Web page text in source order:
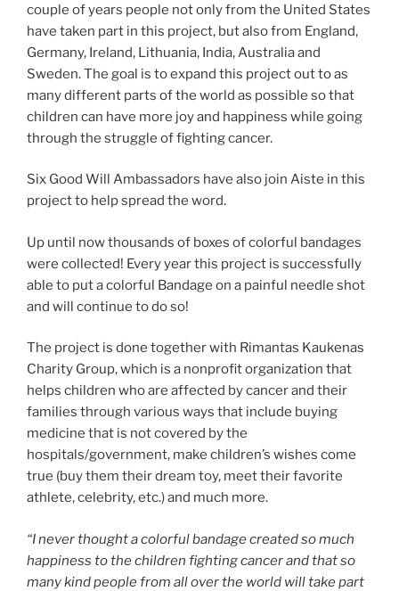
couple of years people not only from the United States
have taken part in this project, but also from England,
Germany, Ireland, Lithuania, India, Australia and
Sweden. The goal is to expand this project out to as
many different parts of the world as possible so that
children can have more joy and happiness while going
through the struggle of fighting cancer.
Six Good Will Ambassadors have also join Aiste in this
project to help spread the word.
Up until now thousands of boxes of colorful bandages
were collected! Every year this project is successfully
able to put a colorful Bandage on a painful needle shot
and will continue to do so!
The project is done together with Rimantas Kaukenas
Charity Group, which is a nonprofit organization that
helps children who are affected by cancer and their
families through various ways that include buying
medicine that is not covered by the
hospitals/government, make children’s wishes come
true (buy them their dream toy, meet their favorite
athlete, celebrity, etc.) and much more.
“I never thought a colorful bandage created so much
happiness to the children fighting cancer and that so
many kind people from all over the world will take part